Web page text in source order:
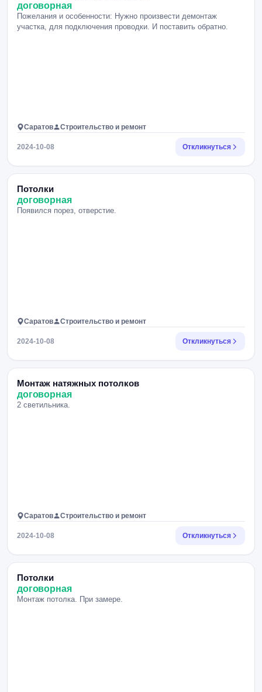
договорная
Пожелания и особенности: Нужно произвести демонтаж
участка, для подключения проводки. И поставить обратно.
Саратов Строительство и ремонт
2024-10-08 Откликнуться
Потолки
договорная
Появился порез, отверстие.
Саратов Строительство и ремонт
2024-10-08 Откликнуться
Монтаж натяжных потолков
договорная
2 светильника.
Саратов Строительство и ремонт
2024-10-08 Откликнуться
Потолки
договорная
Монтаж потолка. При замере.